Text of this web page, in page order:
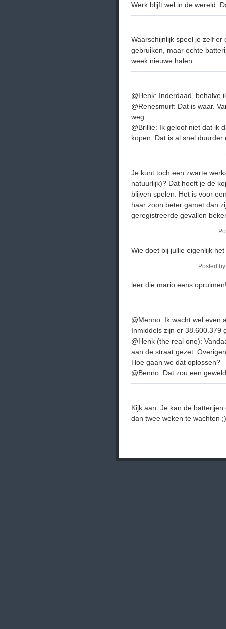
Werk blijft wel in de wereld.
Waarschijnlijk speel je zelf
gebruiken, maar echte
week nieuwe halen.
@Henk: Inderdaad, behalve
@Renesmurf: Dat is waar.
weg...
@Brillie: Ik geloof niet dat ik
kopen. Dat is al snel
Je kunt toch een zwarte
natuurlijk)? Dat hoeft je de
blijven spelen. Het is voor
haar zoon beter gamet dan
geregistreerde gevallen
Wie doet bij jullie eigenlijk
Posted
leer die mario eens
@Menno: Ik wacht wel even
Inmiddels zijn er 38.600.379
@Henk (the real one):
aan de straat gezet.
Hoe gaan we dat oplossen?
@Benno: Dat zou een
Kijk aan. Je kan de
dan twee weken te wachten ;)